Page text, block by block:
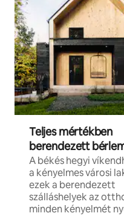
Teljes mértékben
berendezett
A békés hegyi
a kényelmes városi
ezek a berendezett
szálláshelyek az
minden kényelmét